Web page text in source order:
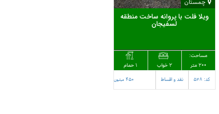
چمستان
ویلا فلت با پروانه ساخت منطقه
لسفیجان
مساحت:
200 متر
2 خواب 1 حمام
450 میلیون کد: 528 نقد و اقساط